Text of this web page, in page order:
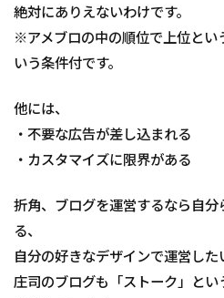
絶対にありえないわけです。
※アメブロの中の順位で上位とい
いう条件付です。
他には、
・不要な広告が差し込まれる
・カスタマイズに限界がある
折角、ブログを運営するなら自
る、
自分の好きなデザインで運営した
庄司のブログも「ストーク」と